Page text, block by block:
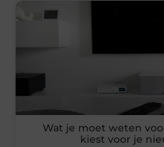
Wat je moet weten
kiest voor je